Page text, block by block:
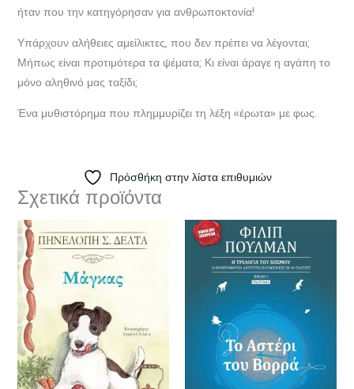
ήταν που την κατηγόρησαν για ανθρωποκτονία!
Υπάρχουν αλήθειες αμείλικτες, που δεν πρέπει να λέγονται;
Μήπως είναι προτιμότερα τα ψέματα; Κι είναι άραγε η αγάπη το
μόνο αληθινό μας ταξίδι;
Ένα μυθιστόρημα που πλημμυρίζει τη λέξη «έρωτα» με φως.
Πρόσθήκη στην λίστα επιθυμιών
Σχετικά προϊόντα